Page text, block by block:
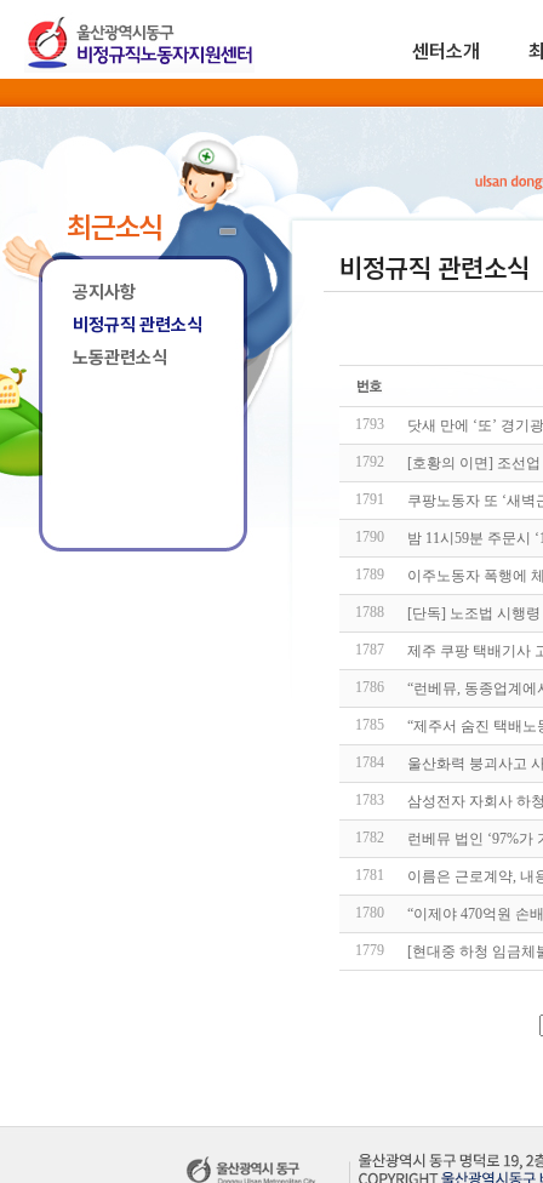
센터소개
최근소식
공지사항
비정규직 관련소식
노동관련소식
비정규직 관련소식
1793 닷새 만에 ‘또’ 경기
1792 [호황의 이면] 조선
1791 쿠팡노동자 또 ‘새벽
1790 밤 11시59분 주문시
1789 이주노동자 폭행에
1788 [단독] 노조법 시행
1787 제주 쿠팡 택배기사
1786 “런베뮤, 동종업계에
1785 “제주서 숨진 택배
1784 울산화력 붕괴사고
1783 삼성전자 자회사 하
1782 런베뮤 법인 ‘97%
1781 이름은 근로계약, 내
1780 “이제야 470억원 손
1779 [현대중 하청 임금